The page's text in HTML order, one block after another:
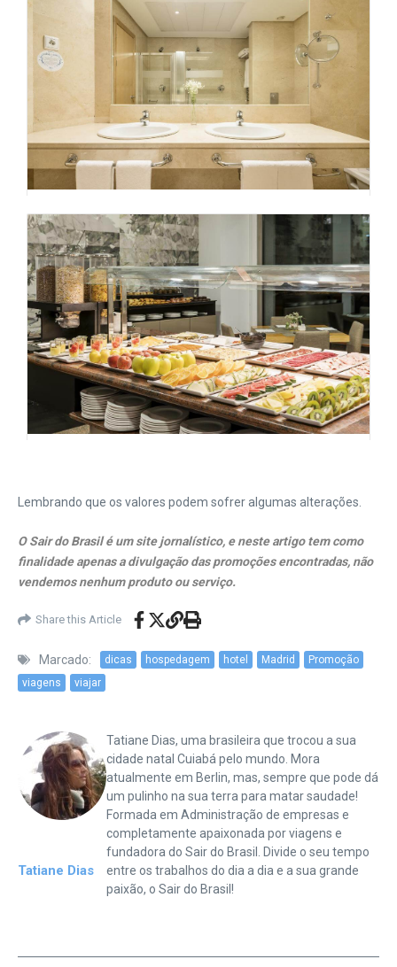
Lembrando que os valores podem sofrer algumas alterações.
O Sair do Brasil é um site jornalístico, e neste artigo tem como
finalidade apenas a divulgação das promoções encontradas, não
vendemos nenhum produto ou serviço.
Share this Article
Marcado: dicas hospedagem hotel Madrid
Promoção
viagens
viajar
Tatiane Dias
Tatiane Dias, uma brasileira que trocou a sua
cidade natal Cuiabá pelo mundo. Mora
atualmente em Berlin, mas, sempre que pode dá
um pulinho na sua terra para matar saudade!
Formada em Administração de empresas e
completamente apaixonada por viagens e
fundadora do Sair do Brasil. Divide o seu tempo
entre os trabalhos do dia a dia e a sua grande
paixão, o Sair do Brasil!